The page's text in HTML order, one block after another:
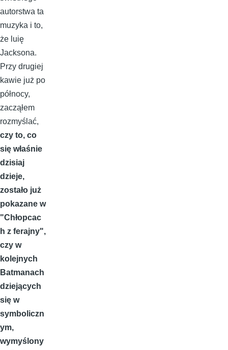
autorstwa ta
muzyka i to,
że luię
Jacksona.
Przy drugiej
kawie już po
północy,
zacząłem
rozmyślać,
czy to, co
się właśnie
dzisiaj
dzieje,
zostało już
pokazane w
"Chłopcac
h z ferajny",
czy w
kolejnych
Batmanach
dziejących
się w
symboliczn
ym,
wymyślony